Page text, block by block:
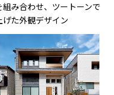
組み合わせ、ツートーンで
げた外観デザイン